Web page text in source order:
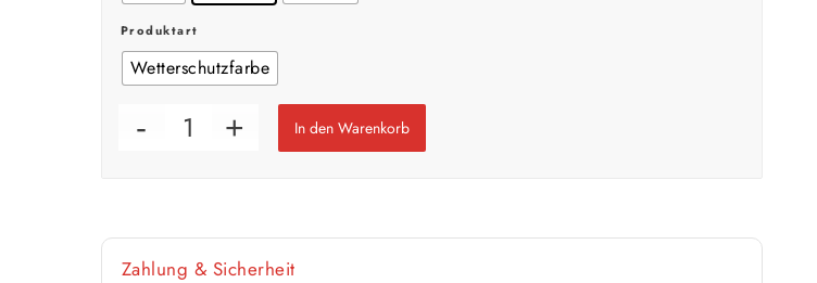
Produktart
Wetterschutzfarbe
In den Warenkorb
Zahlung & Sicherheit